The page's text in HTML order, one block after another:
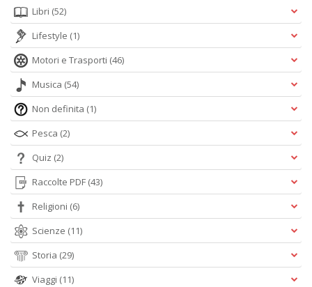
Libri (52)
Lifestyle (1)
Motori e Trasporti (46)
Musica (54)
Non definita (1)
Pesca (2)
Quiz (2)
Raccolte PDF (43)
Religioni (6)
Scienze (11)
Storia (29)
Viaggi (11)